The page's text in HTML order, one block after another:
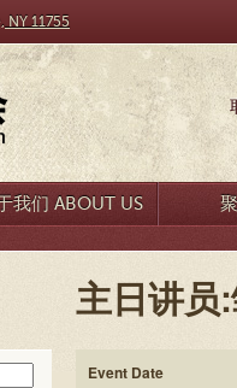
NY 11755
我们 ABOUT US
主日讲员
Event Date